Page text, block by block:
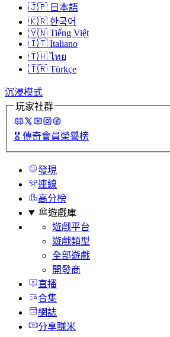
🇯🇵 日本語
🇰🇷 한국어
🇻🇳 Tiếng Việt
🇮🇹 Italiano
🇹🇭 ไทย
🇹🇷 Türkçe
沉浸模式
玩家社群
🎖️ 傳奇會員榮譽榜
發現
連線
高分榜
遊戲庫
遊戲平台
遊戲類型
全部遊戲
開發商
直播
合集
網誌
分享賺米